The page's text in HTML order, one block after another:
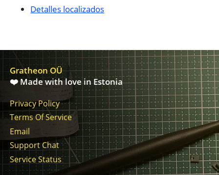
Detalles localizados
Gratheon OÜ
❤️ Made with love in Estonia
Privacy Policy
Terms Of Service
Email
Support Chat
Service Status